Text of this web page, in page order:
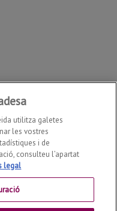
© | Telf: +34 973 70
utilitza galetes
les vostres
i de
consulteu l’apartat
legal